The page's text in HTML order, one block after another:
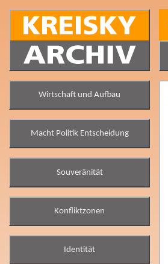
Wirtschaft und Aufbau
Macht Politik Entscheidung
Souveränität
Konfliktzonen
Identität